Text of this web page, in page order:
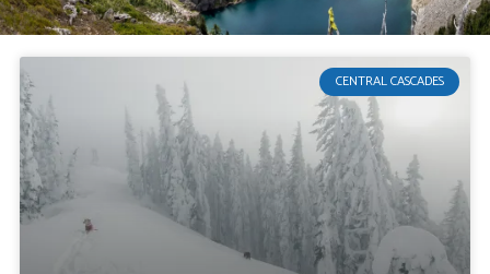
CENTRAL CASCADES